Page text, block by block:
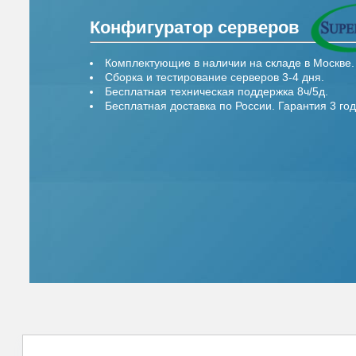
Конфигуратор серверов
Комплектующие в наличии на складе в Москве.
Сборка и тестирование серверов 3-4 дня.
Бесплатная техническая поддержка 8ч/5д.
Бесплатная доставка по России. Гарантия 3